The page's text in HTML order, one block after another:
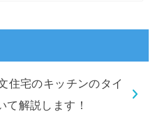
住宅のキッチンのタイ
て解説します！